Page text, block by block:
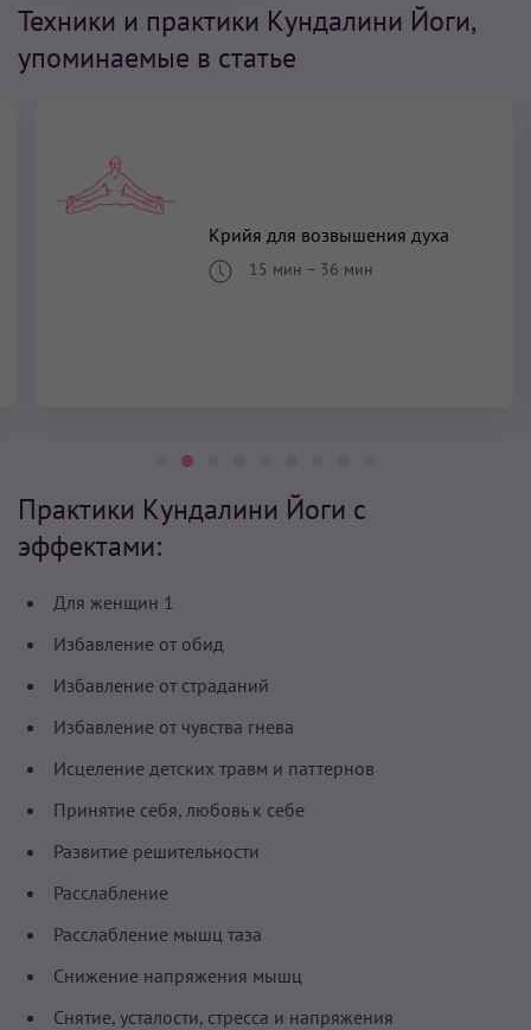
Техники и практики Кундалини Йоги,
упоминаемые в статье
Крийя для возвышения духа
15 мин – 36 мин
Практики Кундалини Йоги с
эффектами:
Для женщин 1
Избавление от обид
Избавление от страданий
Избавление от чувства гнева
Исцеление детских травм и паттернов
Принятие себя, любовь к себе
Развитие решительности
Расслабление
Расслабление мышц таза
Снижение напряжения мышц
Снятие, усталости, стресса и напряжения